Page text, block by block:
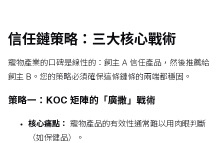
信任鏈策略：三大核心戰術
寵物產業的口碑是線性的：飼主 A 信任產品，然後推薦給
飼主 B。您的策略必須確保這條鏈條的兩端都穩固。
策略一：KOC 矩陣的「廣撒」戰術
核心痛點：
寵物產品的有效性通常難以用肉眼判斷
（如保健品）。